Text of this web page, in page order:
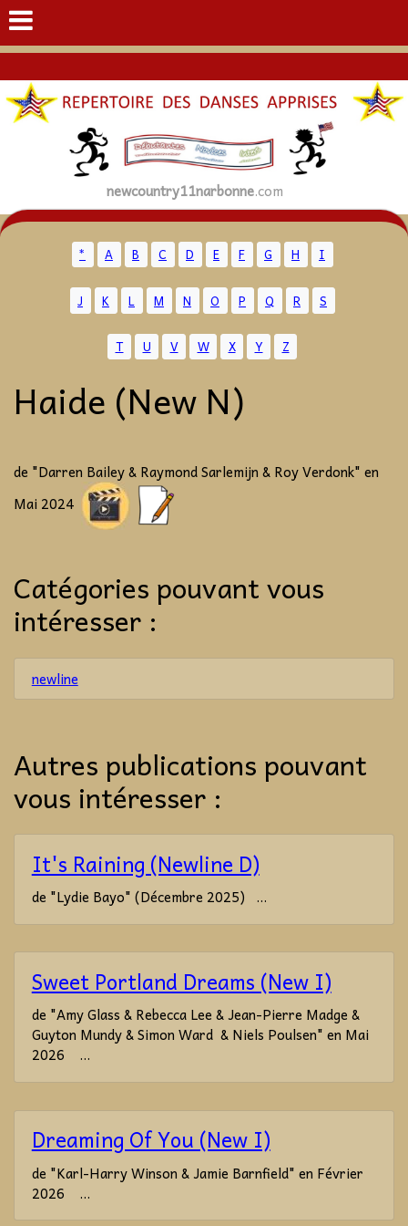
newcountry11narbonne.com
* A B C D E F G H I
J K L M N O P Q R S
T U V W X Y Z
Haide (New N)
de "Darren Bailey & Raymond Sarlemijn & Roy Verdonk" en
Mai 2024
Catégories pouvant vous
intéresser :
newline
Autres publications pouvant
vous intéresser :
It's Raining (Newline D)
de "Lydie Bayo" (Décembre 2025) ...
Sweet Portland Dreams (New I)
de "Amy Glass & Rebecca Lee & Jean-Pierre Madge &
Guyton Mundy & Simon Ward & Niels Poulsen" en Mai
2026 ...
Dreaming Of You (New I)
de "Karl-Harry Winson & Jamie Barnfield" en Février
2026 ...